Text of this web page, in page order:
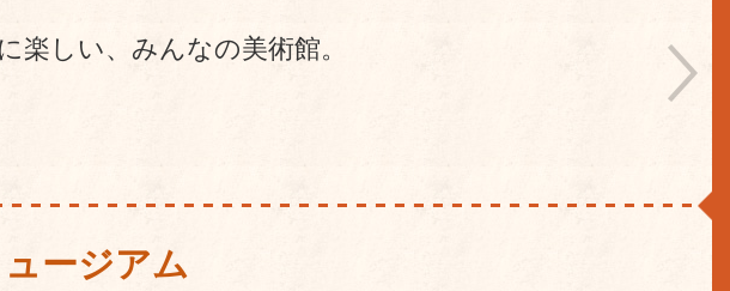
楽しい、みんなの美術館。
ージアム